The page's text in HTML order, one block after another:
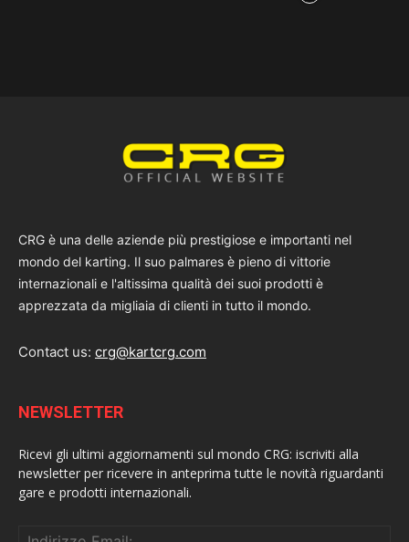
CRG è una delle aziende più prestigiose e importanti nel
mondo del karting. Il suo palmares è pieno di vittorie
internazionali e l'altissima qualità dei suoi prodotti è
apprezzata da migliaia di clienti in tutto il mondo.
Contact us: crg@kartcrg.com
NEWSLETTER
Ricevi gli ultimi aggiornamenti sul mondo CRG: iscriviti alla
newsletter per ricevere in anteprima tutte le novità riguardanti
gare e prodotti internazionali.